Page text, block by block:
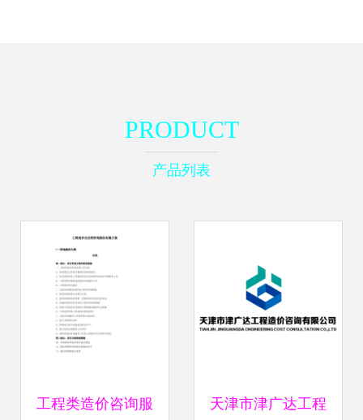
PRODUCT
产品列表
工程类造价咨询服 天津市津广达工程